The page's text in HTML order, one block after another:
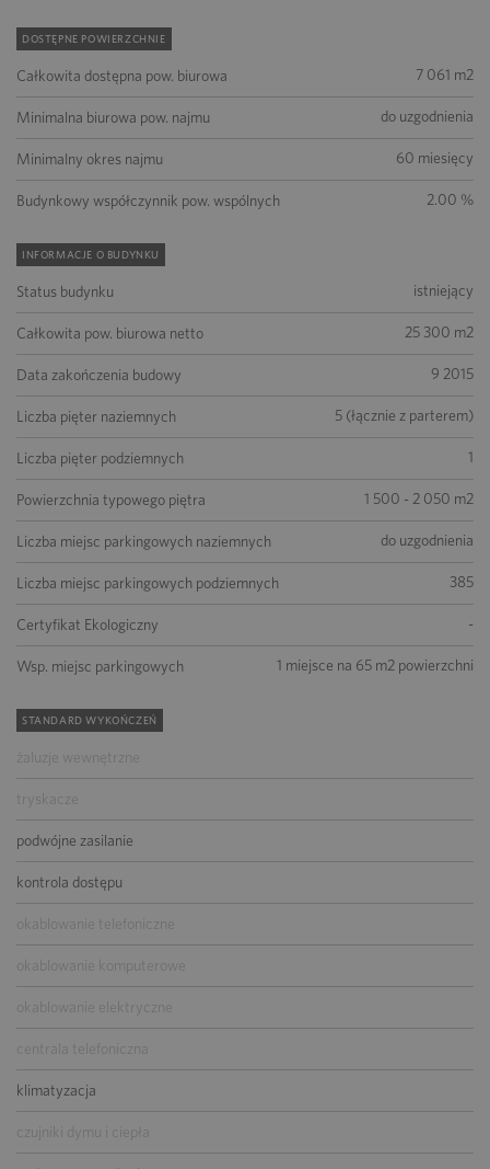
DOSTĘPNE POWIERZCHNIE
Całkowita dostępna pow. biurowa 7 061 m2
Minimalna biurowa pow. najmu do uzgodnienia
Minimalny okres najmu 60 miesięcy
Budynkowy współczynnik pow. wspólnych 2.00 %
INFORMACJE O BUDYNKU
Status budynku istniejący
Całkowita pow. biurowa netto 25 300 m2
Data zakończenia budowy 9 2015
Liczba pięter naziemnych 5 (łącznie z parterem)
Liczba pięter podziemnych 1
Powierzchnia typowego piętra 1 500 - 2 050 m2
Liczba miejsc parkingowych naziemnych do uzgodnienia
Liczba miejsc parkingowych podziemnych 385
Certyfikat Ekologiczny -
Wsp. miejsc parkingowych 1 miejsce na 65 m2 powierzchni
STANDARD WYKOŃCZEŃ
żaluzje wewnętrzne
tryskacze
podwójne zasilanie
kontrola dostępu
okablowanie telefoniczne
okablowanie komputerowe
okablowanie elektryczne
centrala telefoniczna
klimatyzacja
czujniki dymu i ciepła